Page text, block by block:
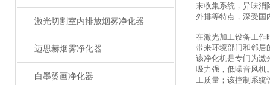
激光切割室内排放烟雾净化器
迈思赫烟雾净化器
白墨烫画净化器
末收集系统，异味消
外排等特点，深受国
在激光加工设备工作
带来环境部门和邻居
该净化机是专门为激
吸力强，低噪音风机
工质量；该控制系统